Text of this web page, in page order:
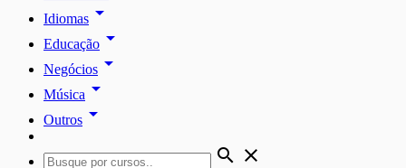
Idiomas arrow_drop_down
Educação arrow_drop_down
Negócios arrow_drop_down
Música arrow_drop_down
Outros arrow_drop_down
search close